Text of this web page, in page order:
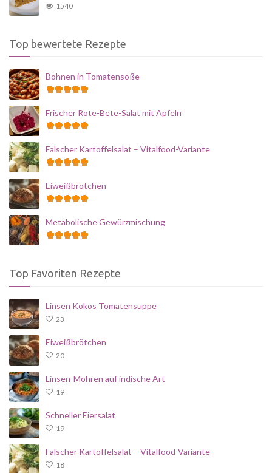
1540
Top bewertete Rezepte
Bohnen in Tomatensoße
Frischer Rote-Bete-Salat mit Äpfeln
Falscher Kartoffelsalat – Vitalfood-Variante
Eiweißbrötchen
Metabolische Gewürzmischung
Top Favoriten Rezepte
Linsen Kokos Tomatensuppe
23
Eiweißbrötchen
20
Linsen-Möhren auf indische Art
19
Schneller Eiersalat
19
Falscher Kartoffelsalat – Vitalfood-Variante
18